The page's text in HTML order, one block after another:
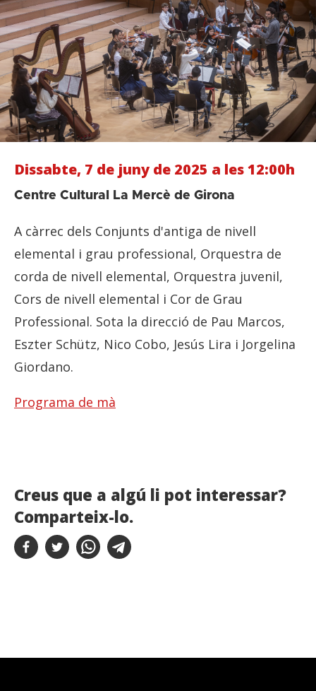
Dissabte, 7 de juny de 2025 a les 12:00h
Centre Cultural La Mercè de Girona
A càrrec dels Conjunts d'antiga de nivell
elemental i grau professional, Orquestra de
corda de nivell elemental, Orquestra juvenil,
Cors de nivell elemental i Cor de Grau
Professional. Sota la direcció de Pau Marcos,
Eszter Schütz, Nico Cobo, Jesús Lira i Jorgelina
Giordano.
Programa de mà
Creus que a algú li pot interessar?
Comparteix-lo.